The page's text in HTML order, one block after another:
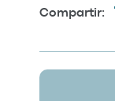
Compartir: